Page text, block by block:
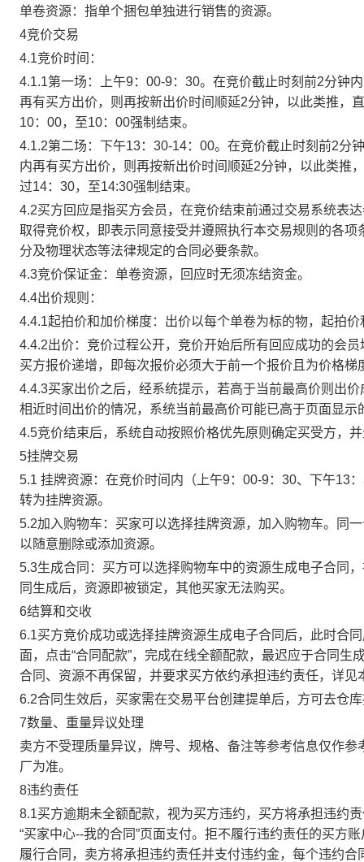
单卷资源：指单个捆包单独进行销售的资源。
4竞价交易
4.1竞价时间：
4.1.1第一场：上午9：00-9：30。在竞价截止时刻前2分钟
再有买方出价，则再按新出价时间顺延2分钟，以此类推，
10：00，至10：00强制结束。
4.1.2第二场：下午13：30-14：00。在竞价截止时刻前2分
内再有买方出价，则再按新出价时间顺延2分钟，以此类推
过14：30，至14:30强制结束。
4.2买方回应是指买方会员，在竞价结束前通过交易系统表
取得竞价权，即表示同意接受并遵照执行本交易规则的各
分及物理状态等法律规定的合同必要条款。
4.3竞价保证金：单卷资源，回应时无须冻结资金。
4.4出价规则：
4.4.1起拍价和加价梯度：出价以每个单卷为标的物，起拍
4.4.2出价：竞价过程公开，竞价开始后所有回应成功的会
买方报价递增，即每次报价必须大于前一个报价且为价格
4.4.3买家出价之后，经系统提示，若高于当前最高价则出
相近时间出价的情况，系统当前最高价可能已高于页面显示
4.5竞价结束后，系统自动按照价格优先原则确定买受方，
5挂牌交易
5.1 挂牌资源：在竞价时间内（上午9：00-9：30、下午13
转为挂牌资源。
5.2加入购物车：买家可以选择挂牌资源，加入购物车。同
以随意删除或添加资源。
5.3生成合同：买方可以选择购物车中的资源生成电子合同
同生成后，资源即被锁定，其他买家无法购买。
6结算和交收
6.1买方竞价成功或选择挂牌资源生成电子合同后，此时合
面，点击“合同配款”，完成在线全额配款，最迟应于合同
合同、资源不再保留，并要求买方依约承担违约责任，详见
6.2合同生效后，买家需在交易平台创建提单后，方可去仓
7数量、重量异议处理
卖方不受理质量异议，牌号、规格、备注等参考信息仅作
厂为准。
8违约责任
8.1买方逾期未全额配款，视为买方违约，买方将承担违约
“买家中心--我的合同”页面支付。拒不履行违约责任的买方
履行合同，卖方将承担违约责任并支付违约金，每个违约